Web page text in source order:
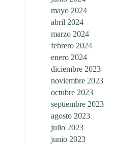
mayo 2024
abril 2024
marzo 2024
febrero 2024
enero 2024
diciembre 2023
noviembre 2023
octubre 2023
septiembre 2023
agosto 2023
julio 2023
junio 2023